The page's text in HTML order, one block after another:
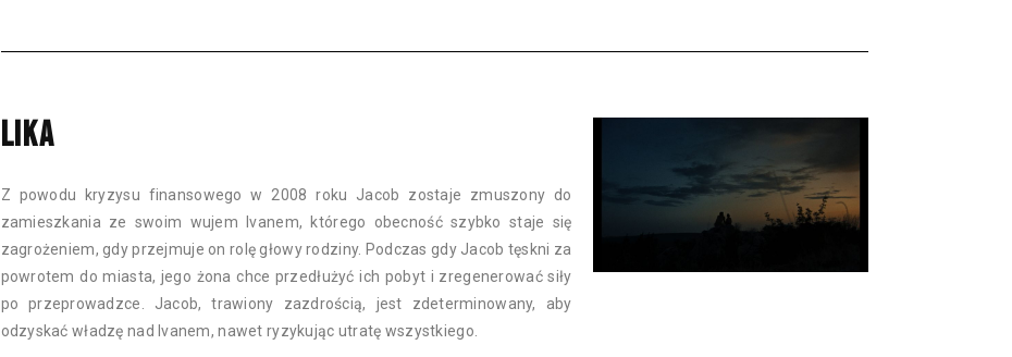
LIKA
Z powodu kryzysu finansowego w 2008 roku Jacob zostaje zmuszony do
zamieszkania ze swoim wujem Ivanem, którego obecność szybko staje się
zagrożeniem, gdy przejmuje on rolę głowy rodziny. Podczas gdy Jacob tęskni za
powrotem do miasta, jego żona chce przedłużyć ich pobyt i zregenerować siły
po przeprowadzce. Jacob, trawiony zazdrością, jest zdeterminowany, aby
odzyskać władzę nad Ivanem, nawet ryzykując utratę wszystkiego.